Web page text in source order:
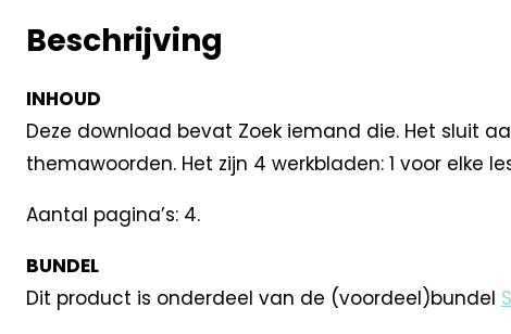
Beschrijving
INHOUD
Deze download bevat Zoek iemand die. Het sluit
themawoorden. Het zijn 4 werkbladen: 1 voor elke
Aantal pagina’s: 4.
BUNDEL
Dit product is onderdeel van de (voordeel)bundel